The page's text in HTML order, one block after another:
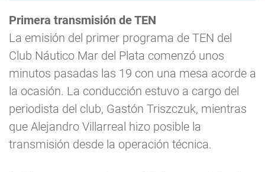
Primera transmisión de TEN
La emisión del primer programa de TEN del
Club Náutico Mar del Plata comenzó unos
minutos pasadas las 19 con una mesa acorde a
la ocasión. La conducción estuvo a cargo del
periodista del club, Gastón Triszczuk, mientras
que Alejandro Villarreal hizo posible la
transmisión desde la operación técnica.